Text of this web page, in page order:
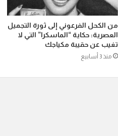
من الكحل الفرعوني إلى ثورة التجميل
العصرية: حكاية “الماسكرا” التي لا
تغيب عن حقيبة مكياجك
منذ 3 أسابيع